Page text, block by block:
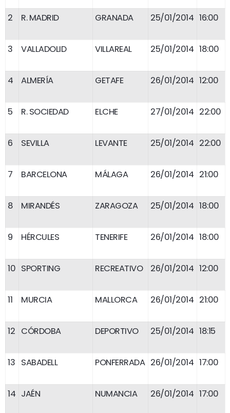
2 R. MADRID GRANADA 25/01/2014 16:00
3 VALLADOLID VILLAREAL 25/01/2014 18:00
4 ALMERÍA GETAFE 26/01/2014 12:00
5 R. SOCIEDAD ELCHE 27/01/2014 22:00
6 SEVILLA LEVANTE 25/01/2014 22:00
7 BARCELONA MÁLAGA 26/01/2014 21:00
8 MIRANDÉS ZARAGOZA 25/01/2014 18:00
9 HÉRCULES TENERIFE 26/01/2014 18:00
10 SPORTING RECREATIVO 26/01/2014 12:00
11 MURCIA MALLORCA 26/01/2014 21:00
12 CÓRDOBA DEPORTIVO 25/01/2014 18:15
13 SABADELL PONFERRADA 26/01/2014 17:00
14 JAÉN NUMANCIA 26/01/2014 17:00